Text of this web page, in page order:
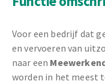
Voor een bedrijf dat
en vervoeren van
naar een
worden in het meest